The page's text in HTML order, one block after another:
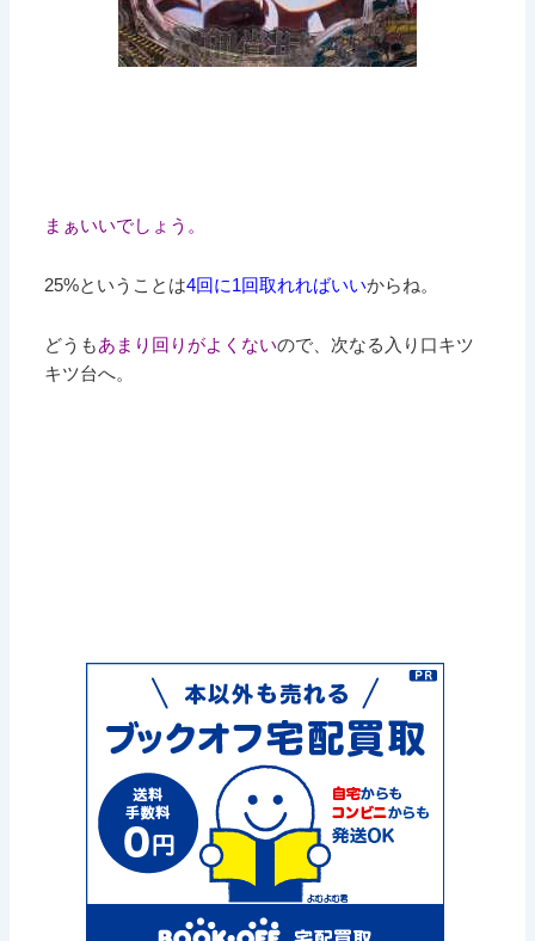
まぁいいでしょう。
25%ということは4回に1回取れればいいからね。
どうもあまり回りがよくないので、次なる入り口キツ
キツ台へ。